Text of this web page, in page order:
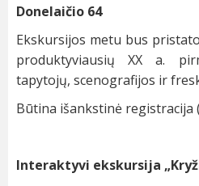
Donelaičio 64
Ekskursijos metu bus
produktyviausių XX a.
tapytojų, scenografijos ir
Būtina išankstinė registracija
Interaktyvi ekskursija